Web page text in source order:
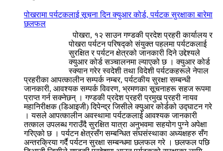
पोखरामा पर्यटकलाई सूचना दिन क्युआर कोर्ड, पर्यटक सुरक्षाका बारेमा
छलफल
पोखरा, १२ साउन गण्डकी प्रदेश प्रहरी कार्यालय र
पोखरा पर्यटन परिषद्को संयुक्त पहलमा पर्यटकलाई
सुरक्षित र पर्यटन क्षेत्रको जानकारी दिने उद्देश्यले
क्युआर कोर्ड सञ्चालनमा ल्याएको छ । क्युआर कोर्ड
स्क्यान गरेर स्वदेशी तथा विदेशी पर्यटकहरूले नेपाल
प्रहरीका आपत्कालीन सम्पर्क नम्बर, पर्यटकीय सुरक्षा सम्बन्धी
जानकारी, आवश्यक सम्पर्क विवरण, भ्रमणका सूचनाहरू सहज रूपमा
प्राप्त गर्न सक्नेछन् । गण्डकी प्रदेश प्रहरी प्रमुख प्रहरी नायव
महानिरीक्षक (डिआइजी) दिपेन्द्र जिसीले क्युआर कोर्डको उद्घाटन गरे
। यसले आपत्कालीन अवस्थामा पर्यटकलाई आवश्यक जानकारी
तत्काल उपलब्ध गराउँदै सुरक्षित यात्रा अनुभवमा सहयोग पुग्ने अपेक्षा
गरिएको छ । पर्यटन क्षेत्रसँग सम्बन्धित संघसंस्थाका अध्यक्षहरु सँग
अन्तरक्रिया गर्दै पर्यटन सुरक्षा सम्बन्धमा छलफल गरे । छलफल पछि